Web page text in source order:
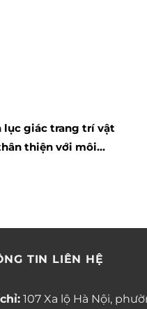
lục giác trang trí vật
thiện với môi
TIN LIÊN HỆ
107 Xa lộ Hà Nội,